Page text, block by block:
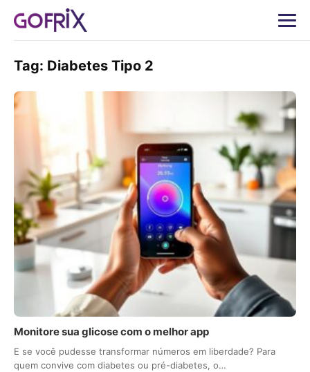
Tag: Diabetes Tipo 2
Monitore sua glicose com o melhor app
E se você pudesse transformar números em liberdade? Para
quem convive com diabetes ou pré-diabetes, o…